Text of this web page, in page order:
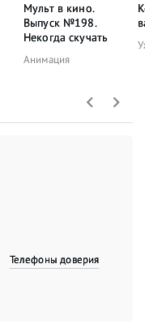
Мульт в кино.
Выпуск №198.
Некогда скучать
Анимация
Телефоны доверия